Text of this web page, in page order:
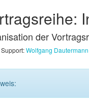
der
Wolfgang Dautermann